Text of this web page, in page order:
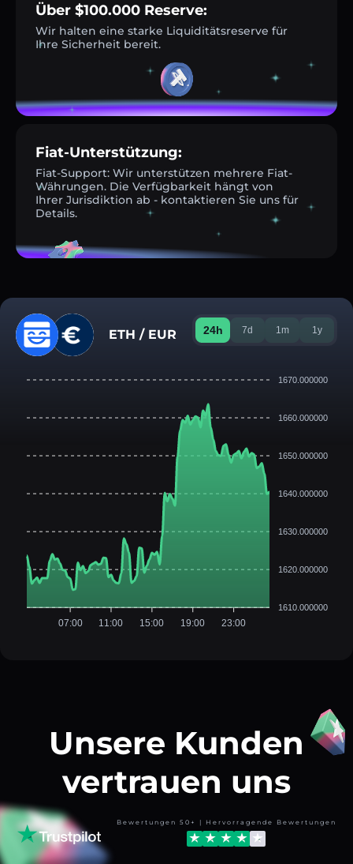
Über $100.000 Reserve:
Wir halten eine starke Liquiditätsreserve für
Ihre Sicherheit bereit.
Fiat-Unterstützung:
Fiat-Support: Wir unterstützen mehrere Fiat-
Währungen. Die Verfügbarkeit hängt von
Ihrer Jurisdiktion ab - kontaktieren Sie uns für
Details.
ETH / EUR 24h 7d 1m 1y
1670.000000
1660.000000
1650.000000
1640.000000
1630.000000
1620.000000
1610.000000
07:00 11:00 15:00 19:00 23:00
Unsere Kunden
vertrauen uns
Bewertungen 50+ | Hervorragende Bewertungen